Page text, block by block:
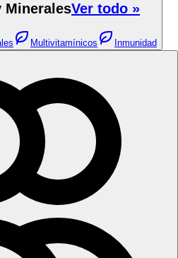
MineralesVer todo »
Multivitamínicos Inmunidad